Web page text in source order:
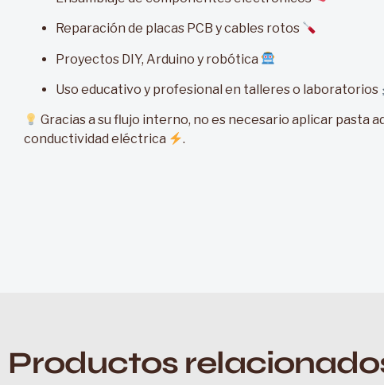
Reparación de placas PCB y cables rotos
Proyectos DIY, Arduino y robótica
Uso educativo y profesional en talleres o laboratorios
Gracias a su flujo interno, no es necesario aplicar pasta
conductividad eléctrica
.
Productos